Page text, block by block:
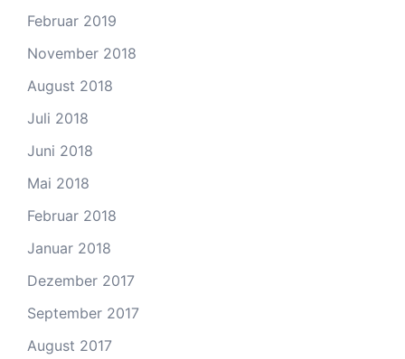
Februar 2019
November 2018
August 2018
Juli 2018
Juni 2018
Mai 2018
Februar 2018
Januar 2018
Dezember 2017
September 2017
August 2017